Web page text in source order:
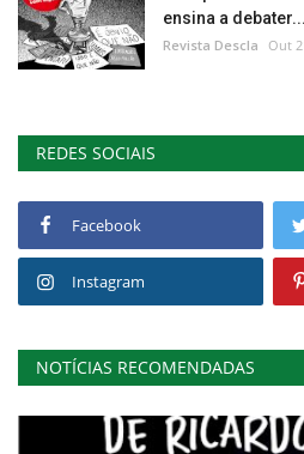
ensina a debater...
Revista Descla Out
REDES SOCIAIS
Facebook
Instagram
NOTÍCIAS RECOMENDADAS